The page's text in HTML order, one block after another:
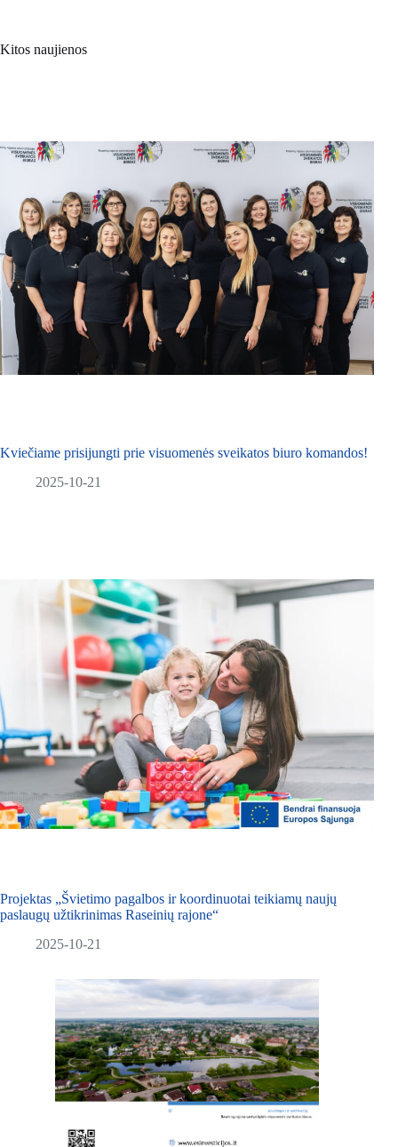
Kitos naujienos
Kviečiame prisijungti prie visuomenės sveikatos biuro komandos!
2025-10-21
Projektas „Švietimo pagalbos ir koordinuotai teikiamų naujų
paslaugų užtikrinimas Raseinių rajone“
2025-10-21